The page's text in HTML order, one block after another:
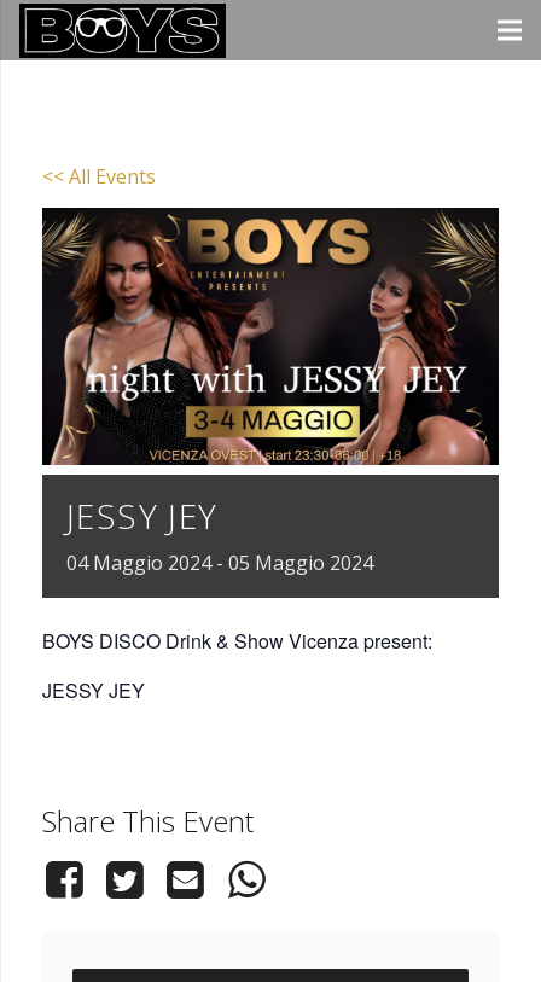
<< All Events
JESSY JEY
04 Maggio 2024 - 05 Maggio 2024
BOYS DISCO Drink & Show Vicenza present:
JESSY JEY
Share This Event